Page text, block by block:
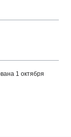
1 октября